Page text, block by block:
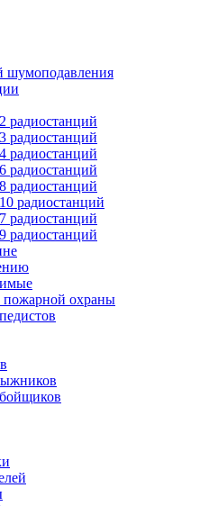
шумоподавления
радиостанций
радиостанций
радиостанций
радиостанций
радиостанций
радиостанций
радиостанций
радиостанций
охраны